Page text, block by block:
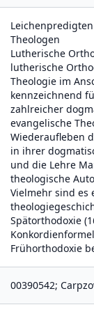
Theologen
Lutherische
lutherische
Theologie im
kennzeichnend
zahlreicher
evangelische
Wiederaufleben
in ihrer
und die Lehre
theologische
Vielmehr sind es
Spätorthodoxie
Frühorthodoxie
00390542;